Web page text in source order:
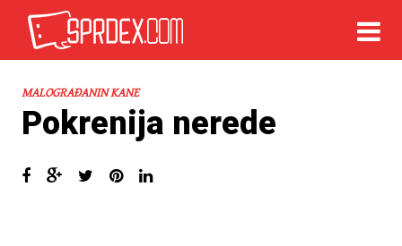
MALOGRAĐANIN KANE
Pokrenija nerede